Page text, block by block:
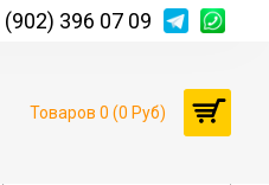
(902) 396 07 09
Товаров 0 (0 Руб)